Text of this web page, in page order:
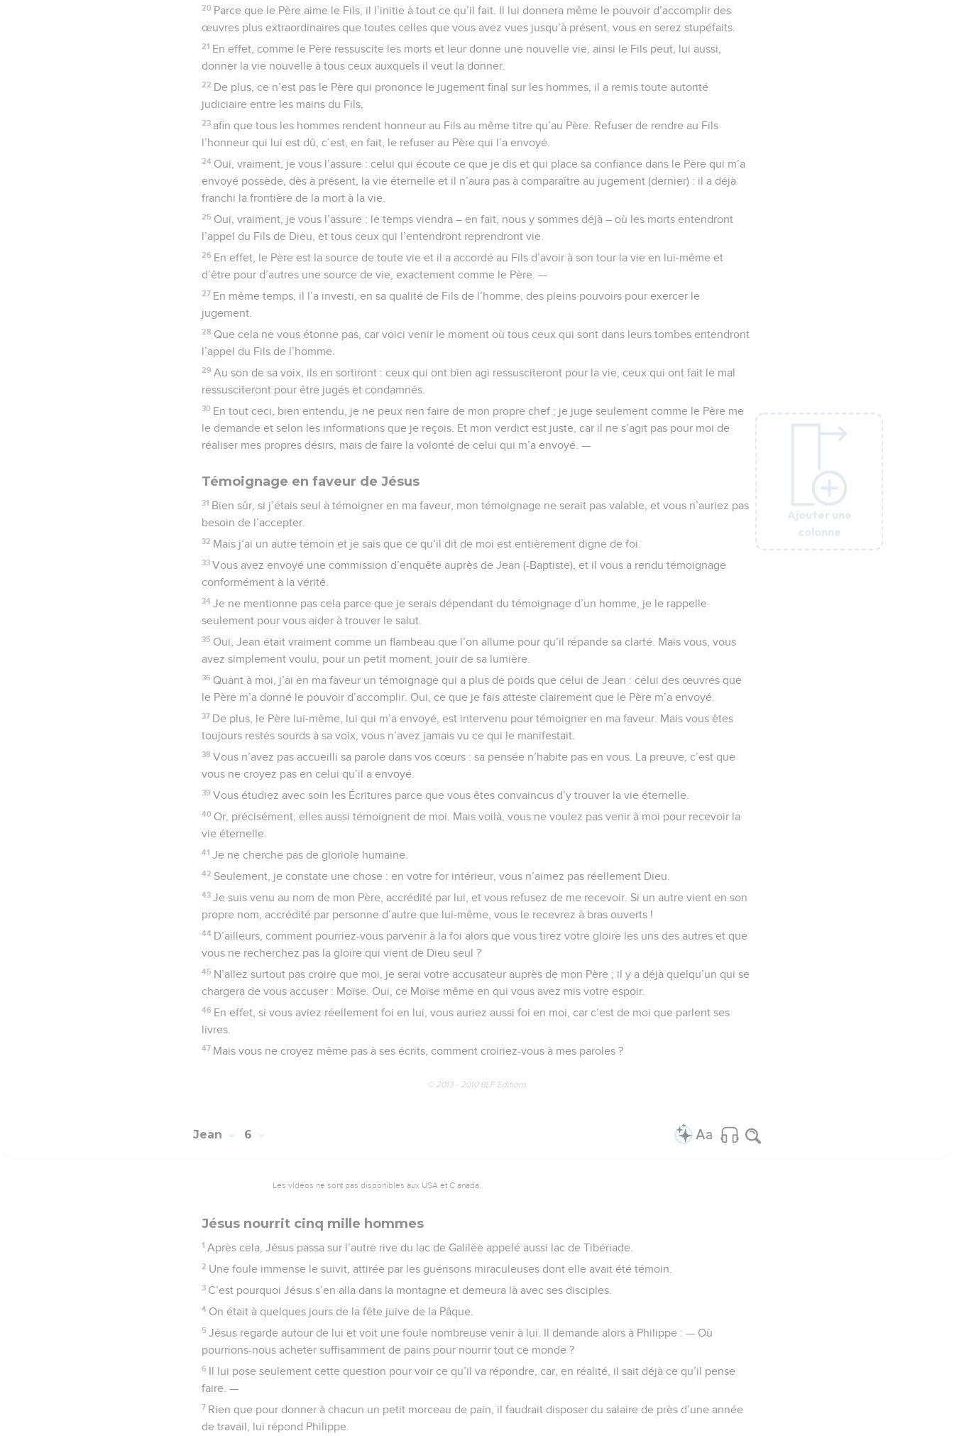
Ajouter une
colonne
20 Parce que le Père aime le Fils, il l’initie à tout ce qu’il fait. Il lui donnera même le pouvoir d’accomplir des
œuvres plus extraordinaires que toutes celles que vous avez vues jusqu’à présent, vous en serez stupéfaits.
21 En effet, comme le Père ressuscite les morts et leur donne une nouvelle vie, ainsi le Fils peut, lui aussi,
donner la vie nouvelle à tous ceux auxquels il veut la donner.
22 De plus, ce n’est pas le Père qui prononce le jugement final sur les hommes, il a remis toute autorité
judiciaire entre les mains du Fils,
23 afin que tous les hommes rendent honneur au Fils au même titre qu’au Père. Refuser de rendre au Fils
l’honneur qui lui est dû, c’est, en fait, le refuser au Père qui l’a envoyé.
24 Oui, vraiment, je vous l’assure : celui qui écoute ce que je dis et qui place sa confiance dans le Père qui m’a
envoyé possède, dès à présent, la vie éternelle et il n’aura pas à comparaître au jugement (dernier) : il a déjà
franchi la frontière de la mort à la vie.
25 Oui, vraiment, je vous l’assure : le temps viendra – en fait, nous y sommes déjà – où les morts entendront
l’appel du Fils de Dieu, et tous ceux qui l’entendront reprendront vie.
26 En effet, le Père est la source de toute vie et il a accordé au Fils d’avoir à son tour la vie en lui-même et
d’être pour d’autres une source de vie, exactement comme le Père. —
27 En même temps, il l’a investi, en sa qualité de Fils de l’homme, des pleins pouvoirs pour exercer le
jugement.
28 Que cela ne vous étonne pas, car voici venir le moment où tous ceux qui sont dans leurs tombes entendront
l’appel du Fils de l’homme.
29 Au son de sa voix, ils en sortiront : ceux qui ont bien agi ressusciteront pour la vie, ceux qui ont fait le mal
ressusciteront pour être jugés et condamnés.
30 En tout ceci, bien entendu, je ne peux rien faire de mon propre chef ; je juge seulement comme le Père me
le demande et selon les informations que je reçois. Et mon verdict est juste, car il ne s’agit pas pour moi de
réaliser mes propres désirs, mais de faire la volonté de celui qui m’a envoyé. —
Témoignage en faveur de Jésus
31 Bien sûr, si j’étais seul à témoigner en ma faveur, mon témoignage ne serait pas valable, et vous n’auriez pas
besoin de l’accepter.
32 Mais j’ai un autre témoin et je sais que ce qu’il dit de moi est entièrement digne de foi.
33 Vous avez envoyé une commission d’enquête auprès de Jean (-Baptiste), et il vous a rendu témoignage
conformément à la vérité.
34 Je ne mentionne pas cela parce que je serais dépendant du témoignage d’un homme, je le rappelle
seulement pour vous aider à trouver le salut.
35 Oui, Jean était vraiment comme un flambeau que l’on allume pour qu’il répande sa clarté. Mais vous, vous
avez simplement voulu, pour un petit moment, jouir de sa lumière.
36 Quant à moi, j’ai en ma faveur un témoignage qui a plus de poids que celui de Jean : celui des œuvres que
le Père m’a donné le pouvoir d’accomplir. Oui, ce que je fais atteste clairement que le Père m’a envoyé.
37 De plus, le Père lui-même, lui qui m’a envoyé, est intervenu pour témoigner en ma faveur. Mais vous êtes
toujours restés sourds à sa voix, vous n’avez jamais vu ce qui le manifestait.
38 Vous n’avez pas accueilli sa parole dans vos cœurs : sa pensée n’habite pas en vous. La preuve, c’est que
vous ne croyez pas en celui qu’il a envoyé.
39 Vous étudiez avec soin les Écritures parce que vous êtes convaincus d’y trouver la vie éternelle.
40 Or, précisément, elles aussi témoignent de moi. Mais voilà, vous ne voulez pas venir à moi pour recevoir la
vie éternelle.
41 Je ne cherche pas de gloriole humaine.
42 Seulement, je constate une chose : en votre for intérieur, vous n’aimez pas réellement Dieu.
43 Je suis venu au nom de mon Père, accrédité par lui, et vous refusez de me recevoir. Si un autre vient en son
propre nom, accrédité par personne d’autre que lui-même, vous le recevrez à bras ouverts !
44 D’ailleurs, comment pourriez-vous parvenir à la foi alors que vous tirez votre gloire les uns des autres et que
vous ne recherchez pas la gloire qui vient de Dieu seul ?
45 N’allez surtout pas croire que moi, je serai votre accusateur auprès de mon Père ; il y a déjà quelqu’un qui se
chargera de vous accuser : Moïse. Oui, ce Moïse même en qui vous avez mis votre espoir.
46 En effet, si vous aviez réellement foi en lui, vous auriez aussi foi en moi, car c’est de moi que parlent ses
livres.
47 Mais vous ne croyez même pas à ses écrits, comment croiriez-vous à mes paroles ?
© 2013 - 2010 BLF Editions
Ajouter une
colonne
Jean 6
Les vidéos ne sont pas disponibles aux USA et C anada.
Jésus nourrit cinq mille hommes
1 Après cela, Jésus passa sur l’autre rive du lac de Galilée appelé aussi lac de Tibériade.
2 Une foule immense le suivit, attirée par les guérisons miraculeuses dont elle avait été témoin.
3 C’est pourquoi Jésus s’en alla dans la montagne et demeura là avec ses disciples.
4 On était à quelques jours de la fête juive de la Pâque.
5 Jésus regarde autour de lui et voit une foule nombreuse venir à lui. Il demande alors à Philippe : — Où
pourrions-nous acheter suffisamment de pains pour nourrir tout ce monde ?
6 Il lui pose seulement cette question pour voir ce qu’il va répondre, car, en réalité, il sait déjà ce qu’il pense
faire. —
7 Rien que pour donner à chacun un petit morceau de pain, il faudrait disposer du salaire de près d’une année
de travail, lui répond Philippe.
Ajouter une
colonne
Ajouter une
colonne
Ajouter une
colonne